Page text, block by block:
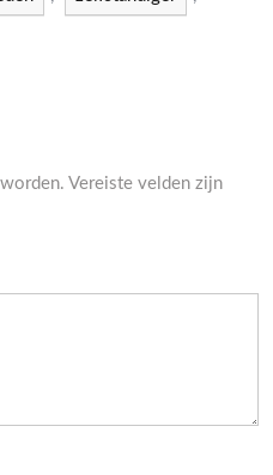
Vereiste velden zijn